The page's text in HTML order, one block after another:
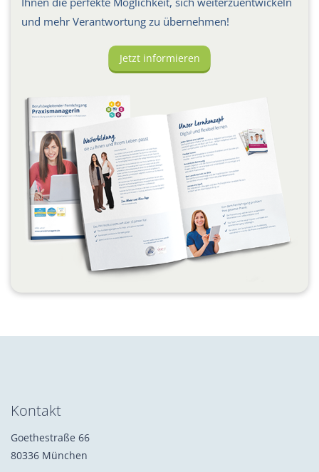
und mehr Verantwortung zu übernehmen!
Jetzt informieren
Kontakt
Goethestraße 66
80336 München